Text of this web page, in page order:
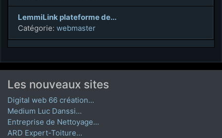
LemmiLink plateforme de...
Catégorie: webmaster
Les nouveaux sites
Digital web 66 création...
Medium Luc Danssi...
Entreprise de Nettoyage...
ARD Expert-Toiture...